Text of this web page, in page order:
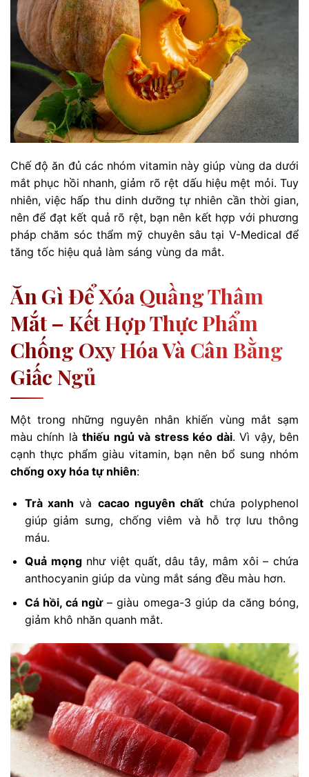
Chế độ ăn đủ các nhóm vitamin này giúp vùng da dưới
mắt phục hồi nhanh, giảm rõ rệt dấu hiệu mệt mỏi. Tuy
nhiên, việc hấp thu dinh dưỡng tự nhiên cần thời gian,
nên để đạt kết quả rõ rệt, bạn nên kết hợp với phương
pháp chăm sóc thẩm mỹ chuyên sâu tại V-Medical để
tăng tốc hiệu quả làm sáng vùng da mắt.
Ăn Gì Để Xóa Quầng Thâm
Mắt – Kết Hợp Thực Phẩm
Chống Oxy Hóa Và Cân Bằng
Giấc Ngủ
Một trong những nguyên nhân khiến vùng mắt sạm
màu chính làthiếu ngủ và stress kéo dài. Vì vậy, bên
cạnh thực phẩm giàu vitamin, bạn nên bổ sung nhóm
chống oxy hóa tự nhiên:
Trà xanh và cacao nguyên chất chứa polyphenol
giúp giảm sưng, chống viêm và hỗ trợ lưu thông
máu.
Quả mọngnhư việt quất, dâu tây, mâm xôi – chứa
anthocyanin giúp da vùng mắt sáng đều màu hơn.
Cá hồi, cá ngừ– giàu omega-3 giúp da căng bóng,
giảm khô nhăn quanh mắt.